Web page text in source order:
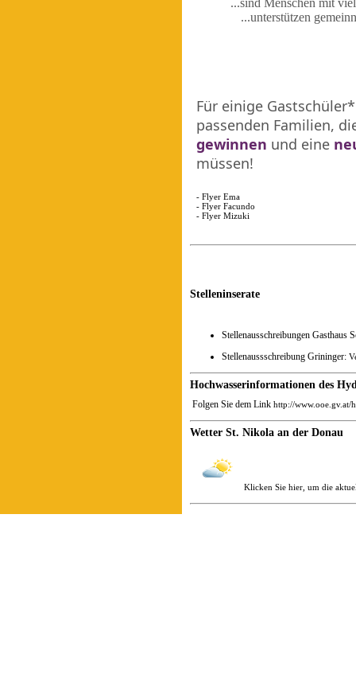
...unterstützen
Für einige
passenden Familien,
gewinnen und eine
müssen!
- Flyer Ema
- Flyer Facundo
- Flyer Mizuki
Stelleninserate
Stellenausschreibungen Gasthaus
Stellenaussschreibung Grininger:
Hochwasserinformationen des
Folgen Sie dem Link http://www.ooe.gv.at/
Wetter St. Nikola an der Donau
Klicken Sie hier, um die